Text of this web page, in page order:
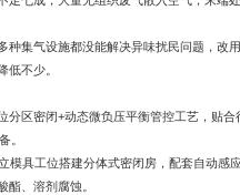
种集气设施都没能解决异味扰民问题，改
低不少。
分区密闭+动态微负压平衡管控工艺，贴
。
模具工位搭建分体式密闭房，配套自动感
酯、溶剂腐蚀。